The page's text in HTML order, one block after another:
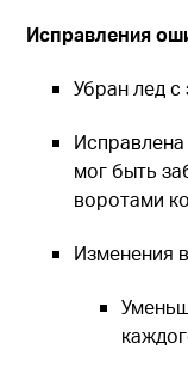
Исправления
Убран лед с
мог быть
воротами
Изменения в